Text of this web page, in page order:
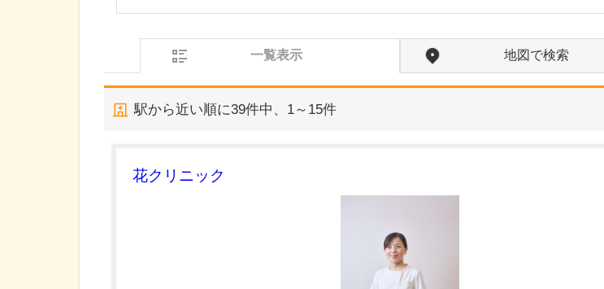
一覧表示 地図で検索
駅から近い順に39件中、 1～15件
花クリニック
や間質性肺炎の末期で大
学病院や基幹病院での治
要とされる患者さんも多